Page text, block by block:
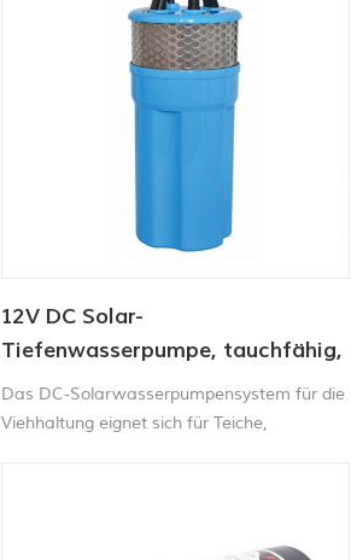
12V DC Solar-
Tiefenwasserpumpe, tauchfähig,
für Viehtränke
Das DC-Solarwasserpumpensystem für die
Viehhaltung eignet sich für Teiche,